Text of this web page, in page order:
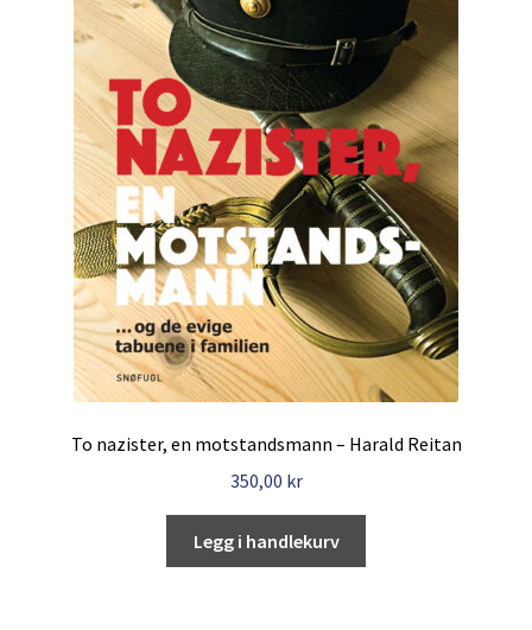
To nazister, en motstandsmann – Harald Reitan
350,00 kr
Legg i handlekurv